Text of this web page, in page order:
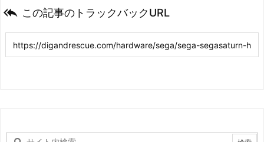
 この記事のトラックバックURL